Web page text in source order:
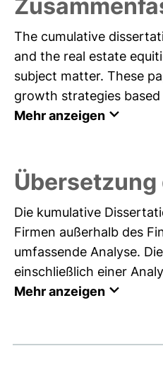
The cumulative
and the real estate
subject matter. These
growth strategies
Mehr anzeigen
Die kumulative
Firmen außerhalb des
umfassende Analyse.
einschließlich einer
Mehr anzeigen